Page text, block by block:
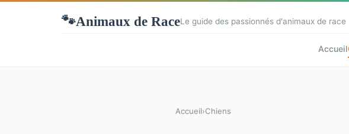
🐾Animaux de RaceLe guide des passionnés d'animaux de race
Accueil
Accueil›Chiens